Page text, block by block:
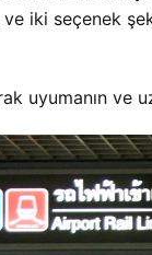
iki seçenek
uyumanın ve